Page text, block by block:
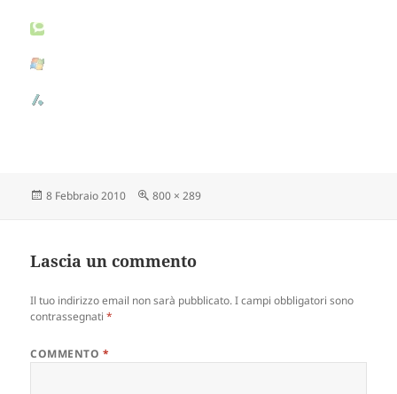
Scritto
8 Febbraio 2010
Dimensione
800 × 289
Lascia un commento
Il tuo indirizzo email non sarà pubblicato. I campi obbligatori sono
contrassegnati*
COMMENTO *